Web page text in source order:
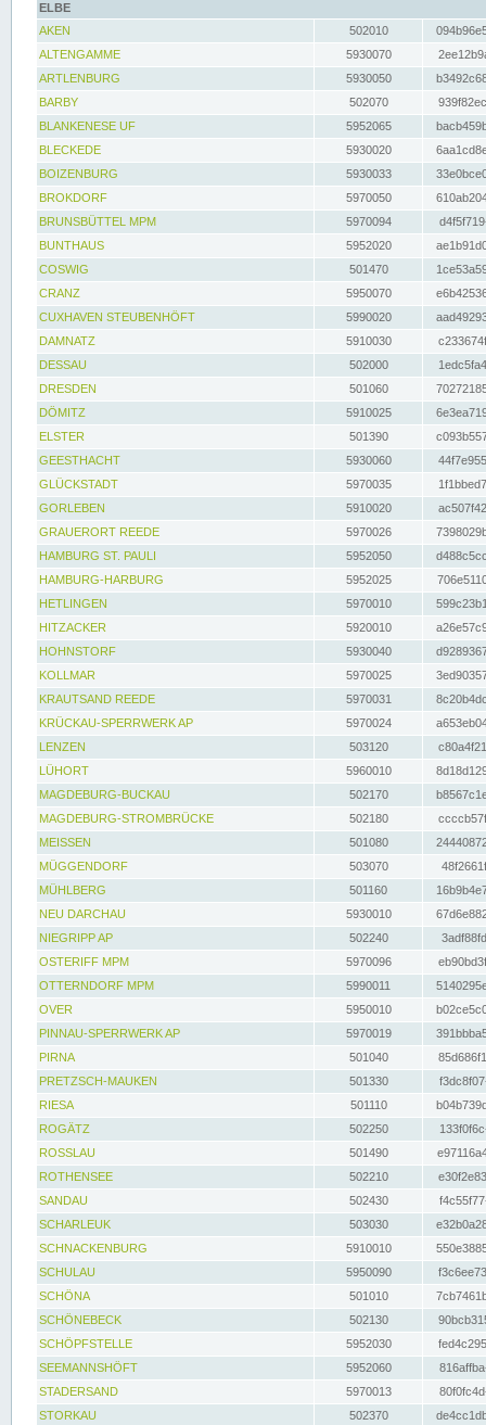
ELBE
AKEN
502010
ALTENGAMME
5930070
ARTLENBURG
5930050
BARBY
502070
BLANKENESE UF
5952065
BLECKEDE
5930020
BOIZENBURG
5930033
BROKDORF
5970050
BRUNSBÜTTEL MPM
5970094
BUNTHAUS
5952020
COSWIG
501470
CRANZ
5950070
CUXHAVEN STEUBENHÖFT
5990020
DAMNATZ
5910030
DESSAU
502000
DRESDEN
501060
DÖMITZ
5910025
ELSTER
501390
GEESTHACHT
5930060
GLÜCKSTADT
5970035
GORLEBEN
5910020
GRAUERORT REEDE
5970026
HAMBURG ST. PAULI
5952050
HAMBURG-HARBURG
5952025
HETLINGEN
5970010
HITZACKER
5920010
HOHNSTORF
5930040
KOLLMAR
5970025
KRAUTSAND REEDE
5970031
KRÜCKAU-SPERRWERK AP
5970024
LENZEN
503120
LÜHORT
5960010
MAGDEBURG-BUCKAU
502170
MAGDEBURG-STROMBRÜCKE
502180
MEISSEN
501080
MÜGGENDORF
503070
MÜHLBERG
501160
NEU DARCHAU
5930010
NIEGRIPP AP
502240
OSTERIFF MPM
5970096
OTTERNDORF MPM
5990011
OVER
5950010
PINNAU-SPERRWERK AP
5970019
PIRNA
501040
PRETZSCH-MAUKEN
501330
RIESA
501110
ROGÄTZ
502250
ROSSLAU
501490
ROTHENSEE
502210
SANDAU
502430
SCHARLEUK
503030
SCHNACKENBURG
5910010
SCHULAU
5950090
SCHÖNA
501010
SCHÖNEBECK
502130
SCHÖPFSTELLE
5952030
SEEMANNSHÖFT
5952060
STADERSAND
5970013
STORKAU
502370